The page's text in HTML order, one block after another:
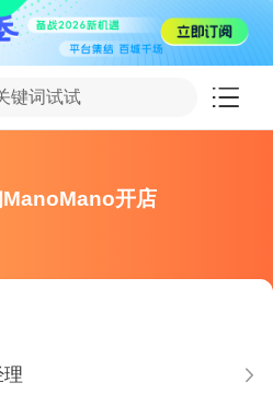
键词试试
ManoMano开店
理